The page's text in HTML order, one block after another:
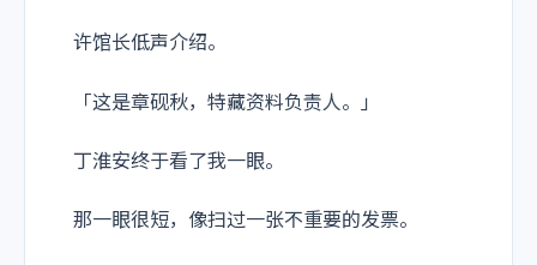
许馆长低声介绍。
「这是章砚秋，特藏资料负责人。」
丁淮安终于看了我一眼。
那一眼很短，像扫过一张不重要的发票。